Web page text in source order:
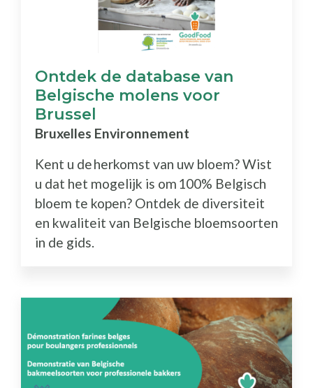
Ontdek de database van
Belgische molens voor
Brussel
Bruxelles Environnement
Kent u de herkomst van uw bloem? Wist
u dat het mogelijk is om 100% Belgisch
bloem te kopen? Ontdek de diversiteit
en kwaliteit van Belgische bloemsoorten
in de gids.